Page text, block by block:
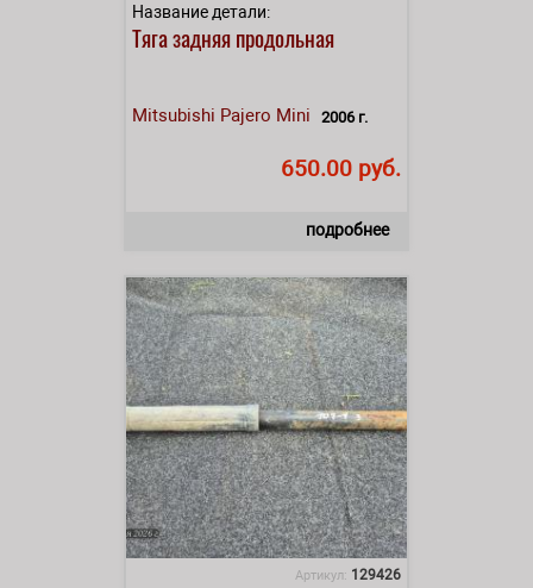
Название детали:
Тяга задняя продольная
Mitsubishi Pajero Mini 2006 г.
650.00 руб.
подробнее
Артикул: 129426